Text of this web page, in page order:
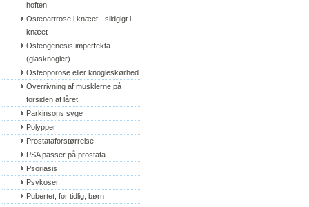
hoften
Osteoartrose i knæet - slidgigt i
knæet
Osteogenesis imperfekta
(glasknogler)
Osteoporose eller knogleskørhed
Overrivning af musklerne på
forsiden af låret
Parkinsons syge
Polypper
Prostataforstørrelse
PSA passer på prostata
Psoriasis
Psykoser
Pubertet, for tidlig, børn